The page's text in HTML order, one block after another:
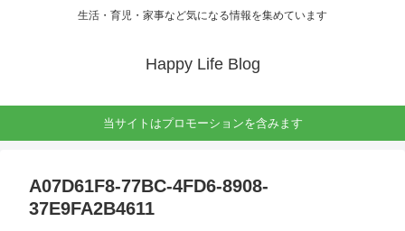
生活・育児・家事など気になる情報を集めています
Happy Life Blog
当サイトはプロモーションを含みます
A07D61F8-77BC-4FD6-8908-
37E9FA2B4611